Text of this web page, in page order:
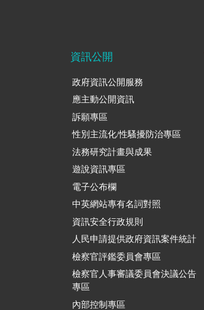
資訊公開
政府資訊公開服務
應主動公開資訊
訴願專區
性別主流化/性騷擾防治專區
法務研究計畫與成果
遊說資訊專區
電子公布欄
中英網站專有名詞對照
資訊安全行政規則
人民申請提供政府資訊案件統計
檢察官評鑑委員會專區
檢察官人事審議委員會決議公告
專區
內部控制專區